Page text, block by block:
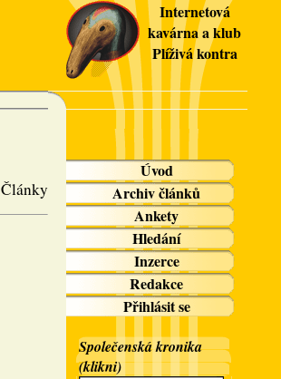
Internetová
kavárna a klub
Plíživá kontra
Články
Úvod
Archiv článků
Ankety
Hledání
Inzerce
Redakce
Přihlásit se
Společenská kronika
(klikni)